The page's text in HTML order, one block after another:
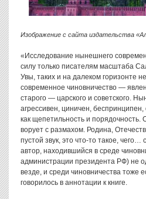
Изображение с сайта издательства
«Исследование нынешнего
силу только писателям масштаба
Увы, таких и на далеком горизонте
современное чиновничество —
старого — царского и советского.
агрессивен, циничен, беспринципен,
как щепетильность и порядочность.
ворует с размахом. Родина,
пустой звук, это что-то такое,
автор, находившийся в среде
администрации президента РФ) не
везде, и среди чиновничества тоже
говорилось в аннотации к книге.